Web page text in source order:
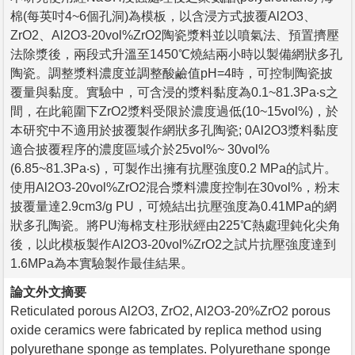
棉(每英吋4~6個孔洞)為模板，以含浸方式披覆Al2O3、
ZrO2、Al2O3-20vol%ZrO2陶瓷漿料並以噴氣法、預置擠壓
法除漿後，兩段式升溫至1450℃燒結兩小時以製備網狀多孔
陶瓷。調整漿料濃度並調整酸鹼值pH=4時，可控制陶瓷披
覆量與黏度。實驗中，可含浸的漿料黏度為0.1~81.3Pa‧s之
間，在此範圍下ZrO2漿料受限於濃度過低(10~15vol%)，於
本研究中不適用於披覆製作網狀多孔陶瓷; 0Al2O3漿料黏度
適合披覆程序的濃度區域介於25vol%~ 30vol%
(6.85~81.3Pa‧s)，可製作出擁有抗壓強度0.2 MPa的試片。
使用Al2O3-20vol%ZrO2混合漿料濃度控制在30vol%，粉末
披覆量達2.9cm3/g PU，可燒結出抗壓強度為0.41MPa的網
狀多孔陶瓷。將PU海棉支柱形狀經由225℃熱處理鈍化尖角
後，以此模板製作Al2O3-20vol%ZrO2之試片抗壓強度達到
1.6MPa為本實驗製作最佳結果。
論文外文摘要
Reticulated porous Al2O3, ZrO2, Al2O3-20%ZrO2 porous
oxide ceramics were fabricated by replica method using
polyurethane sponge as templates. Polyurethane sponge